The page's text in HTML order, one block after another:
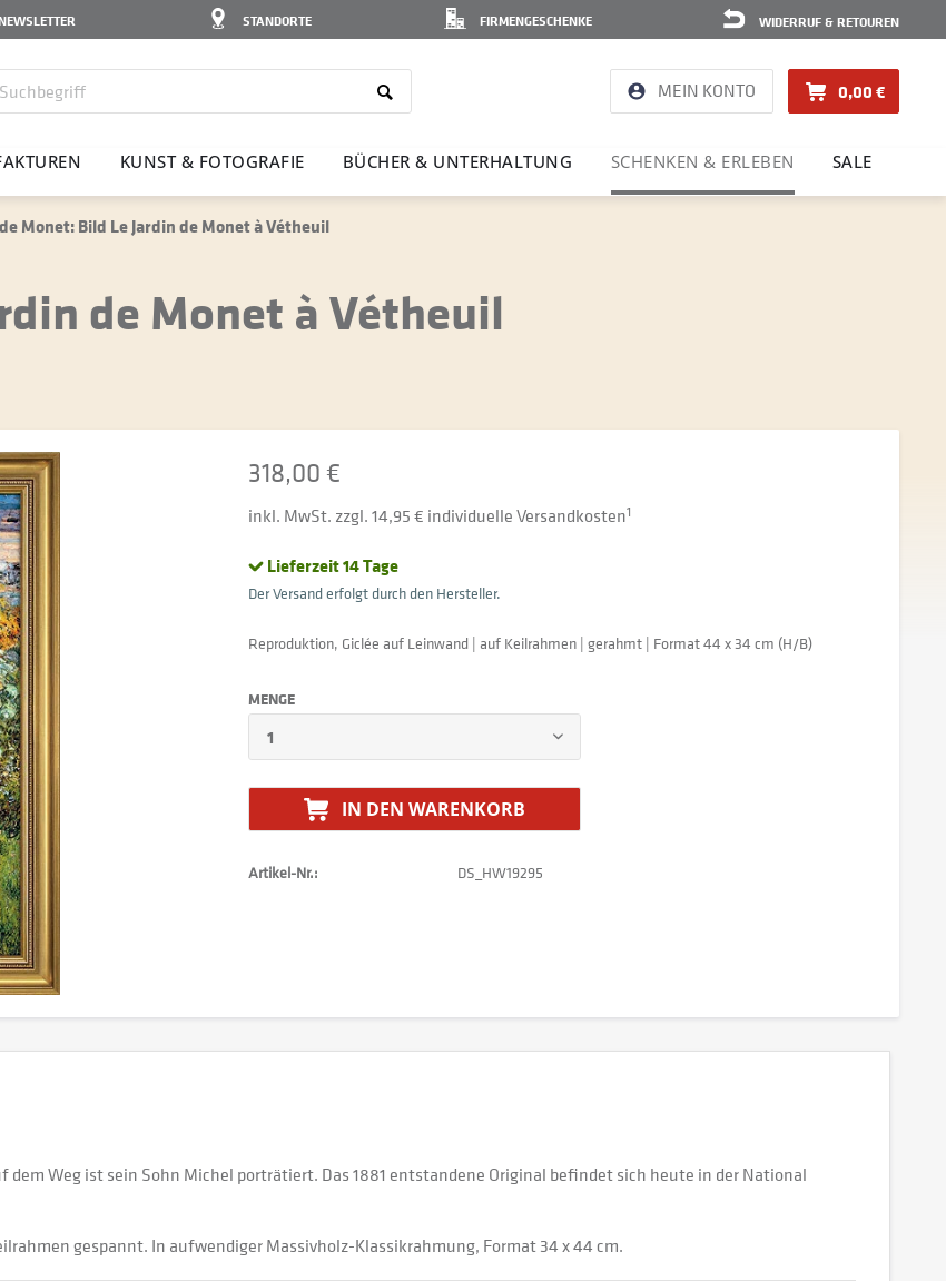
WIDERRUF & RETOUREN
FIRMENGESCHENKE
STANDORTE
MEIN KONTO 0,00 €
KUNST & FOTO­GRAFIE BÜCHER & UNTER­HAL­TUNG SCHENKEN & ERLEBEN SALE
Monet: Bild Le Jardin de Monet à Vétheuil
de Monet à Vétheuil
318,00 €
inkl. MwSt. zzgl. 14,95 € individuelle Versandkosten1
Lieferzeit 14 Tage
Der Versand erfolgt durch den Hersteller.
Reproduktion, Giclée auf Leinwand | auf Keilrahmen | gerahmt | Format 44 x 34 cm (H/B)
MENGE
IN DEN WARENKORB
Artikel-Nr.: DS_HW19295
Weg ist sein Sohn Michel porträtiert. Das 1881 entstandene Original befindet sich heute in der National
gespannt. In aufwendiger Massivholz-Klassikrahmung, Format 34 x 44 cm.